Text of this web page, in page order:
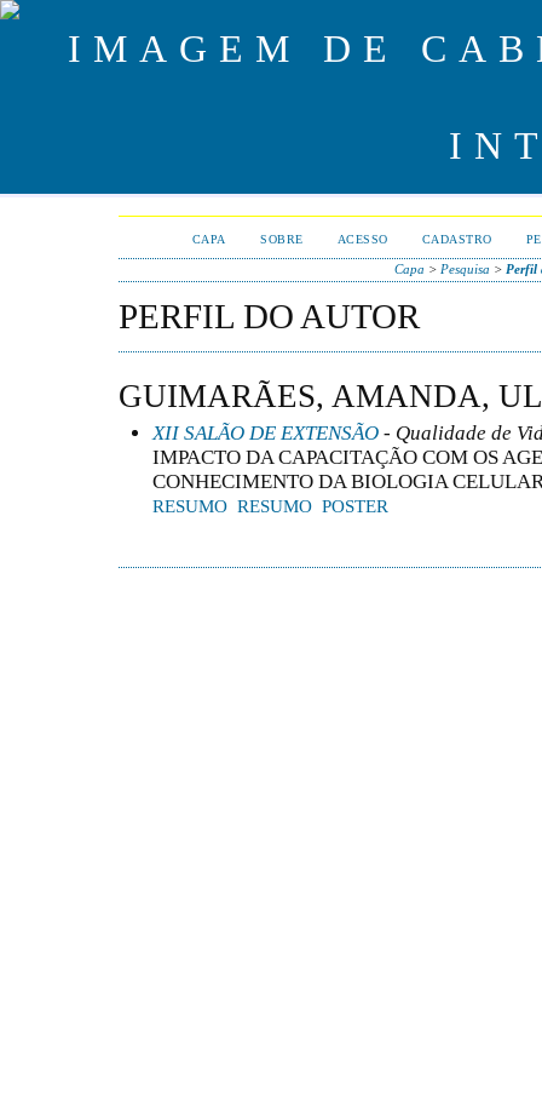
CAPA SOBRE ACESSO CADASTRO
Capa > Pesquisa > Perfil
PERFIL DO AUTOR
GUIMARÃES, AMANDA,
XII SALÃO DE EXTENSÃO - Qualidade de
IMPACTO DA CAPACITAÇÃO COM OS
CONHECIMENTO DA BIOLOGIA
RESUMO RESUMO POSTER